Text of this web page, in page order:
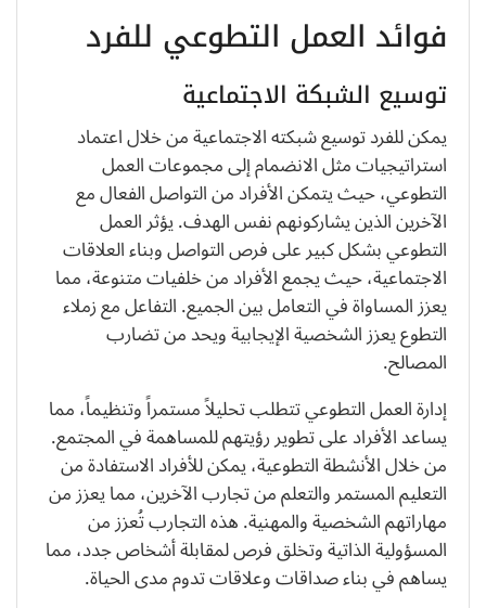
فوائد العمل التطوعي للفرد
توسيع الشبكة الاجتماعية
يمكن للفرد توسيع شبكته الاجتماعية من خلال اعتماد
استراتيجيات مثل الانضمام إلى مجموعات العمل
التطوعي، حيث يتمكن الأفراد من التواصل الفعال مع
الآخرين الذين يشاركونهم نفس الهدف. يؤثر العمل
التطوعي بشكل كبير على فرص التواصل وبناء العلاقات
الاجتماعية، حيث يجمع الأفراد من خلفيات متنوعة، مما
يعزز المساواة في التعامل بين الجميع. التفاعل مع زملاء
التطوع يعزز الشخصية الإيجابية ويحد من تضارب
المصالح.
إدارة العمل التطوعي تتطلب تحليلاً مستمراً وتنظيماً، مما
يساعد الأفراد على تطوير رؤيتهم للمساهمة في المجتمع.
من خلال الأنشطة التطوعية، يمكن للأفراد الاستفادة من
التعليم المستمر والتعلم من تجارب الآخرين، مما يعزز من
مهاراتهم الشخصية والمهنية. هذه التجارب تُعزز من
المسؤولية الذاتية وتخلق فرص لمقابلة أشخاص جدد، مما
يساهم في بناء صداقات وعلاقات تدوم مدى الحياة.